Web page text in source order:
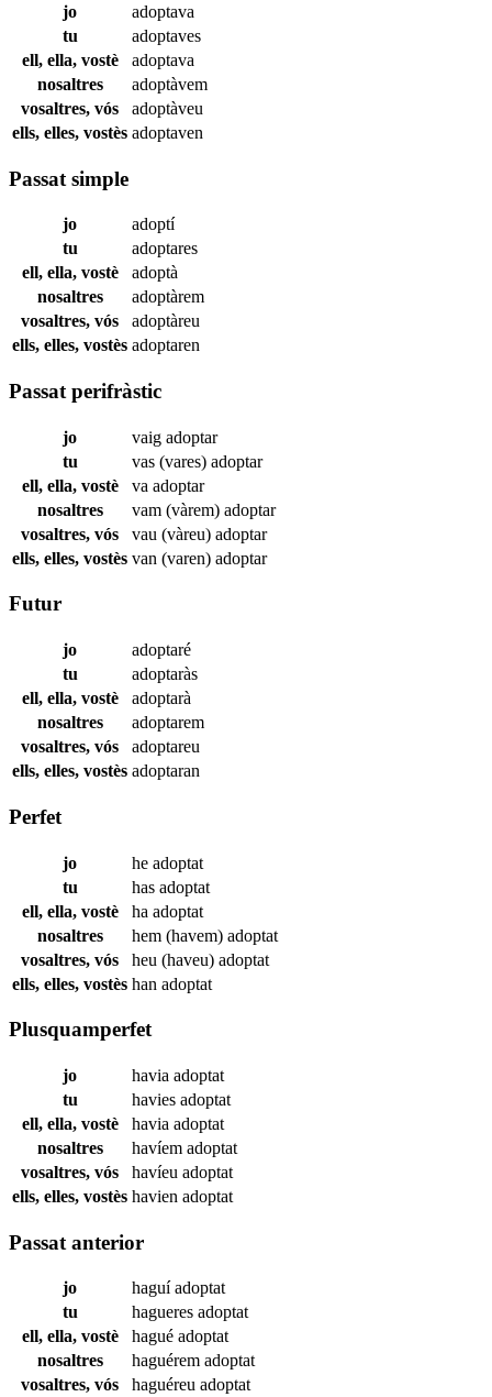
jo
adoptava
tu
adoptaves
ell, ella, vostè
adoptava
nosaltres
adoptàvem
vosaltres, vós
adoptàveu
ells, elles, vostès adoptaven
Passat simple
jo
adoptí
tu
adoptares
ell, ella, vostè
adoptà
nosaltres
adoptàrem
vosaltres, vós
adoptàreu
ells, elles, vostès adoptaren
Passat perifràstic
jo vaig adoptar
tu
vas (vares) adoptar
ell, ella, vostè
va adoptar
nosaltres
vam (vàrem) adoptar
vosaltres, vós
vau (vàreu) adoptar
ells, elles, vostès van (varen) adoptar
Futur
jo
adoptaré
tu
adoptaràs
ell, ella, vostè
adoptarà
nosaltres
adoptarem
vosaltres, vós
adoptareu
ells, elles, vostès adoptaran
Perfet
jo he adoptat
tu
has adoptat
ell, ella, vostè
ha adoptat
nosaltres
hem (havem) adoptat
vosaltres, vós
heu (haveu) adoptat
ells, elles, vostès han adoptat
Plusquamperfet
jo havia adoptat
tu
havies adoptat
ell, ella, vostè
havia adoptat
nosaltres
havíem adoptat
vosaltres, vós
havíeu adoptat
ells, elles, vostès havien adoptat
Passat anterior
jo haguíadoptat
tu
hagueres adoptat
ell, ella, vostè
hagué adoptat
nosaltres
haguérem adoptat
vosaltres, vós
haguéreu adoptat